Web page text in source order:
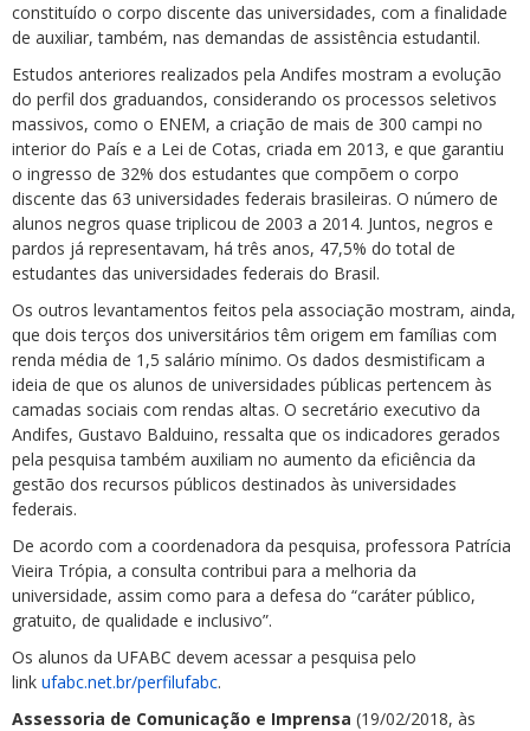
constituído o corpo discente das universidades, com a finalidade
de auxiliar, também, nas demandas de assistência estudantil.
Estudos anteriores realizados pela Andifes mostram a evolução
do perfil dos graduandos, considerando os processos seletivos
massivos, como o ENEM, a criação de mais de 300 campi no
interior do País e a Lei de Cotas, criada em 2013, e que garantiu
o ingresso de 32% dos estudantes que compõem o corpo
discente das 63 universidades federais brasileiras. O número de
alunos negros quase triplicou de 2003 a 2014. Juntos, negros e
pardos já representavam, há três anos, 47,5% do total de
estudantes das universidades federais do Brasil.
Os outros levantamentos feitos pela associação mostram, ainda,
que dois terços dos universitários têm origem em famílias com
renda média de 1,5 salário mínimo. Os dados desmistificam a
ideia de que os alunos de universidades públicas pertencem às
camadas sociais com rendas altas. O secretário executivo da
Andifes, Gustavo Balduino, ressalta que os indicadores gerados
pela pesquisa também auxiliam no aumento da eficiência da
gestão dos recursos públicos destinados às universidades
federais.
De acordo com a coordenadora da pesquisa, professora Patrícia
Vieira Trópia, a consulta contribui para a melhoria da
universidade, assim como para a defesa do “caráter público,
gratuito, de qualidade e inclusivo”.
Os alunos da UFABC devem acessar a pesquisa pelo
link ufabc.net.br/perfilufabc.
Assessoria de Comunicação e Imprensa (19/02/2018, às